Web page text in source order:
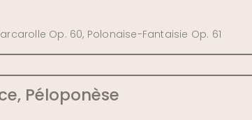
Op. 60, Polonaise-Fantaisie Op. 61
Péloponèse